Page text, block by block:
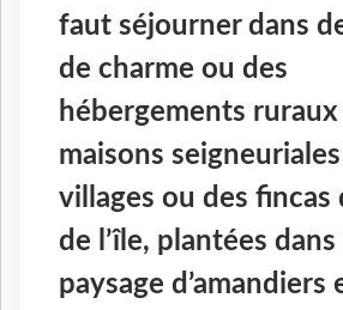
faut séjourner dans
de charme ou des
hébergements
maisons
villages ou des
de l’île, plantées dans
paysage d’amandiers